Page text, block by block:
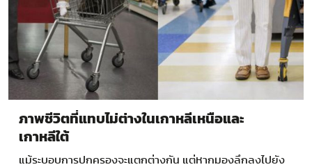
ภาพชีวิตที่แทบไม่ต่างในเกาหลีเหนือและ
เกาหลีใต้
แม้ระบอบการปกครองจะแตกต่างกัน แต่หากมองลึกลงไปยัง